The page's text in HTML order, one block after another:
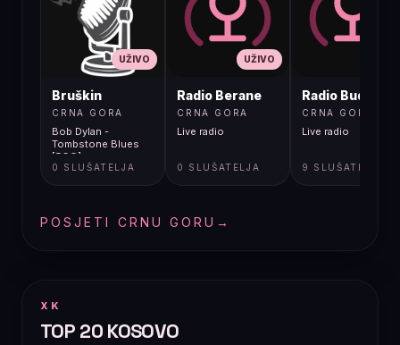
UŽIVO
Bruškin
CRNA GORA
Bob Dylan -
Tombstone Blues
[5GG]
0 SLUŠATELJA
UŽIVO
Radio Berane
CRNA GORA
Live radio
0 SLUŠATELJA
Radio Budva
CRNA GORA
Live radio
9 SLUŠATELJA
POSJETI CRNU GORU →
XK
TOP 20 KOSOVO